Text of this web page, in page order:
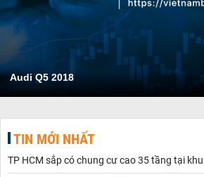
Audi Q5 2018
TIN MỚI NHẤT
TP HCM sắp có chung cư cao 35 tầng tại khu